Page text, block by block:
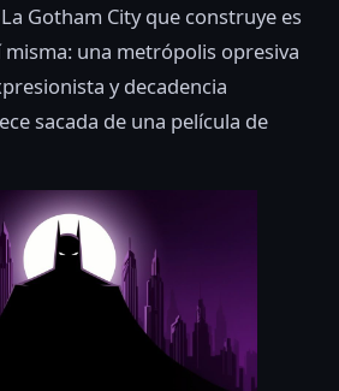
Gotham City que construye es
una metrópolis opresiva
y decadencia
sacada de una película de